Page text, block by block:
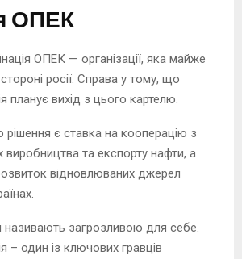
ОПЕК
ОПЕК — організації, яка майже
росії. Справа у тому, що
планує вихід з цього картелю.
є ставка на кооперацію з
та експорту нафти, а
відновлюваних джерел
називають загрозливою для себе.
– один із ключових гравців